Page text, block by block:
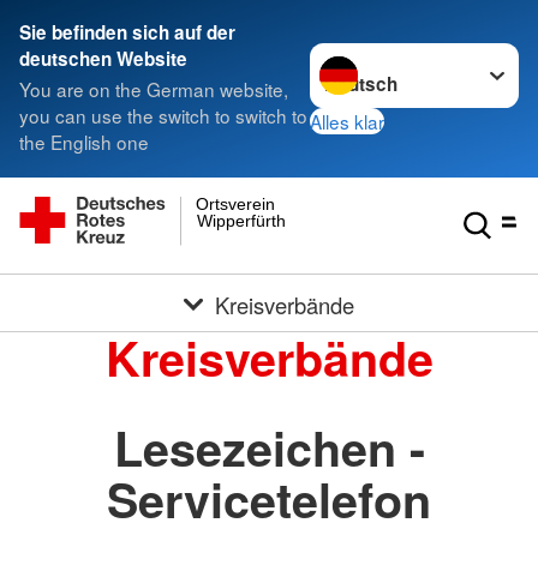
Sie befinden sich auf der
deutschen Website
You are on the German website,
you can use the switch to switch to
the English one
Sprache wechseln zu
Alles klar
Wipperfürth
Ortsverein
Kreisverbände
Kreisverbände
Lesezeichen -
Servicetelefon